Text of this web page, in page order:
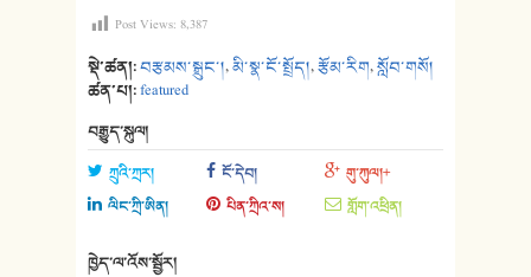
Post Views: 8,387
སྡེ་ཚན།:བརྩམས་སྒྲུང་།,མི་སྣ་ངོ་སྤྲོད།,རྩོམ་རིག,སློབ་གསོ།
ཚན་པ།:featured
བརྒྱུད་སྐུལ།
ཀྲུའི་ཀྲར། ངོ་དེབ།
གུ་ཀུལ།+
ལིང་ཀྲི་ཨིན།
པིན་ཀྲིའ་ས། གློག་འཕྲིན།
ཁྱེད་ལ་འོས་སྦྱོར།